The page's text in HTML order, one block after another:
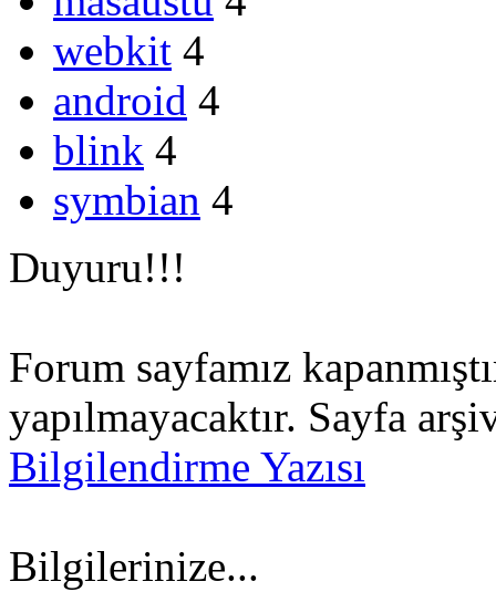
webkit 4
android 4
blink 4
symbian 4
Duyuru!!!
Forum sayfamız
yapılmayacaktır. Sayfa
Bilgilendirme Yazısı
Bilgilerinize...